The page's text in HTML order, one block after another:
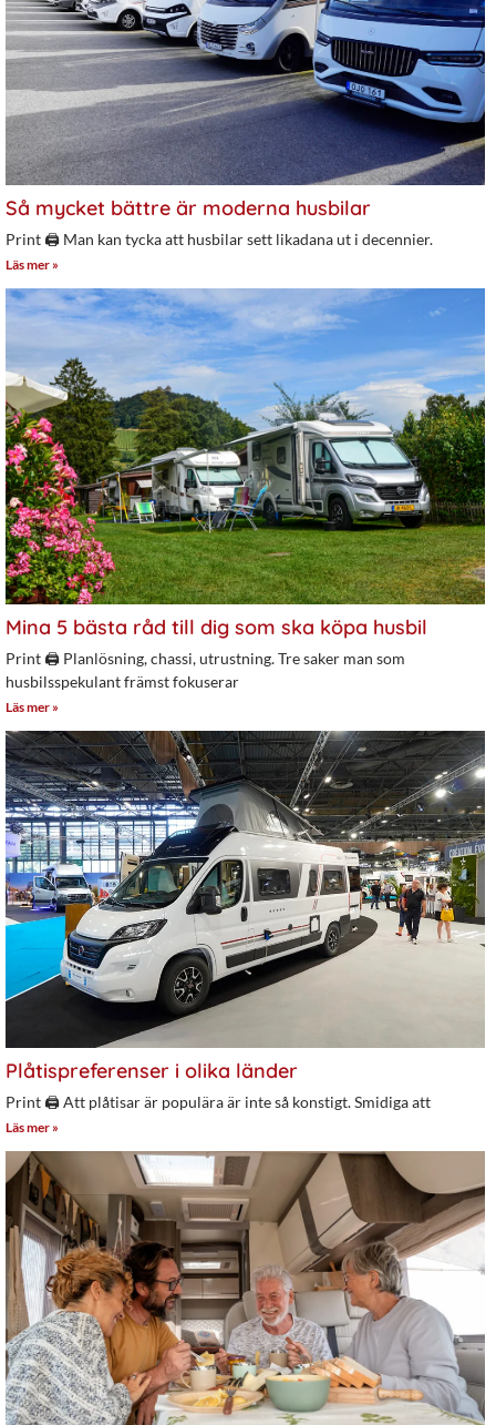
Så mycket bättre är moderna husbilar
Print 🖨 Man kan tycka att husbilar sett likadana ut i decennier.
Läs mer »
Mina 5 bästa råd till dig som ska köpa husbil
Print 🖨 Planlösning, chassi, utrustning. Tre saker man som
husbilsspekulant främst fokuserar
Läs mer »
Plåtispreferenser i olika länder
Print 🖨 Att plåtisar är populära är inte så konstigt. Smidiga att
Läs mer »